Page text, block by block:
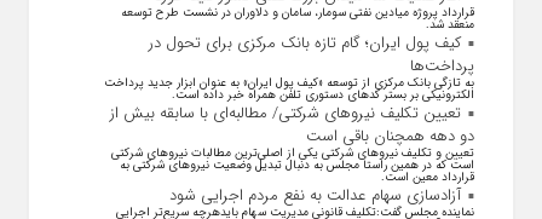
قرارداد پروژه میادین نفتی سومار، سامان و دلاوران در نشست طرح توسعه
منعقد شد.
کیف پول ایران؛ گام تازه بانک مرکزی برای تحول در
پرداخت‌ها
به تازگی بانک مرکزی از توسعه «کیف پول ایران» به عنوان ابزار جدید پرداخت
الکترونیکی بر بستر کد‌های دستوری تلفن همراه خبر داده است.
تعیین تکلیف نیروهای شرکتی/ مطالبه‌ای با سابقه بیش از
دو دهه همچنان باقی است
تعیین و تکلیف نیرو‌های شرکتی یکی از اصلی‌ترین مطالبات نیرو‌های شرکتی
است که در همین راستا مجلس به دنبال تبدیل وضعیت نیرو‌های شرکتی به
قرارداد معین است.
آزادسازی سهام عدالت به نفع مردم اجرایی شود
نماینده مجلس گفت:تکلیف قانونی مدیریت سهام بایدهرچه سریع‌تر اجرایی